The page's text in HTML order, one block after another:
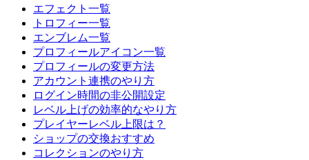
エフェクト一覧
トロフィー一覧
エンブレム一覧
プロフィールアイコン一覧
プロフィールの変更方法
アカウント連携のやり方
ログイン時間の非公開設定
レベル上げの効率的なやり方
プレイヤーレベル上限は？
ショップの交換おすすめ
コレクションのやり方